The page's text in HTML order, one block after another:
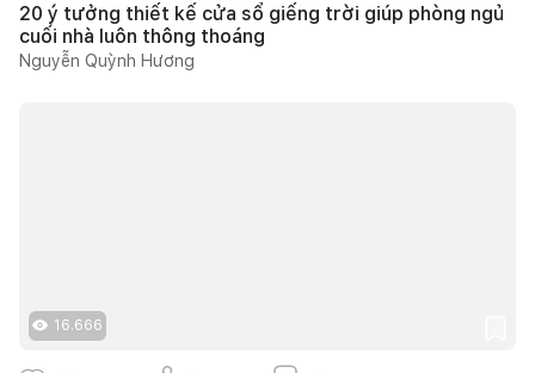
20 ý tưởng thiết kế cửa sổ giếng trời giúp phòng ngủ
cuối nhà luôn thông thoáng
Nguyễn Quỳnh Hương
16.666